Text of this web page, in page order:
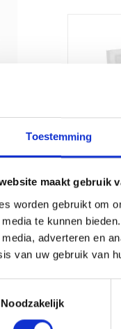
Toestemming
maakt gebruik
worden gebruikt om
te kunnen
adverteren en
van uw gebruik van
Noodzakelijk